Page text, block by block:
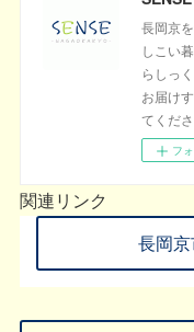
長岡京
しこい
らしっ
お届け
てくだ
フ
関連リンク
長岡